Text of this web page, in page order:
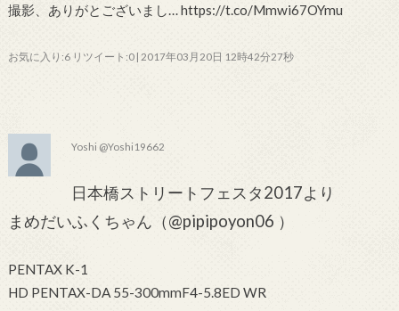
撮影、ありがとございまし… https://t.co/Mmwi67OYmu
お気に入り:6 リツイート:0 | 2017年03月20日 12時42分27秒
Yoshi @Yoshi19662
日本橋ストリートフェスタ2017より
まめだいふくちゃん（@pipipoyon06 ）
PENTAX K-1
HD PENTAX-DA 55-300mmF4-5.8ED WR